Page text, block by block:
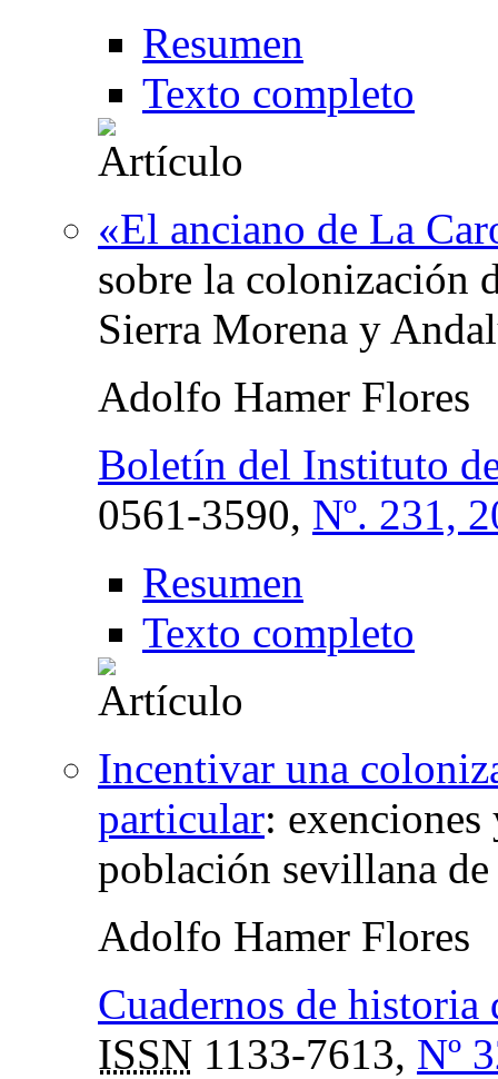
Resumen
Texto completo
«El anciano de La
sobre la colonización
Sierra Morena y
Adolfo Hamer Flores
Boletín del Instituto
0561-3590, Nº. 231,
Resumen
Texto completo
Incentivar una
particular:
población sevillana
Adolfo Hamer Flores
Cuadernos de historia
ISSN 1133-7613, Nº